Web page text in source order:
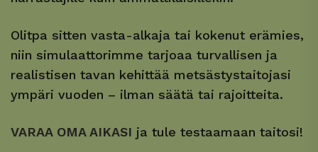
Olitpa sitten vasta-alkaja tai kokenut erämies,
niin simulaattorimme tarjoaa turvallisen ja
realistisen tavan kehittää metsästystaitojasi
ympäri vuoden – ilman säätä tai rajoitteita.
VARAA OMA AIKASI ja tule testaamaan taitosi!